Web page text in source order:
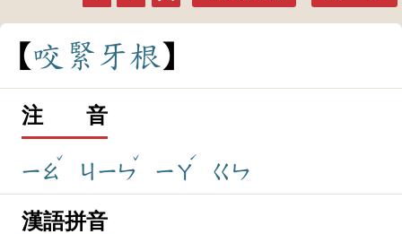
咬 緊 牙根
注 音
ㄧㄠ
ˇ
ㄐㄧㄣ
ˇ
ㄧㄚ
ˊ
ㄍㄣ
漢語拼音